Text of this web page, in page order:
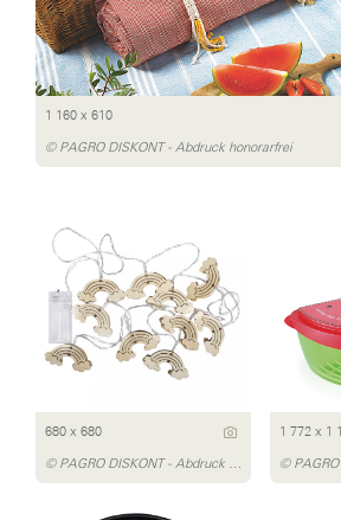
1 160 x 610
© PAGRO DISKONT - Abdruck honorarfrei
680 x 680
© PAGRO DISKONT - Abdruck honorarfrei
1 772 x 1